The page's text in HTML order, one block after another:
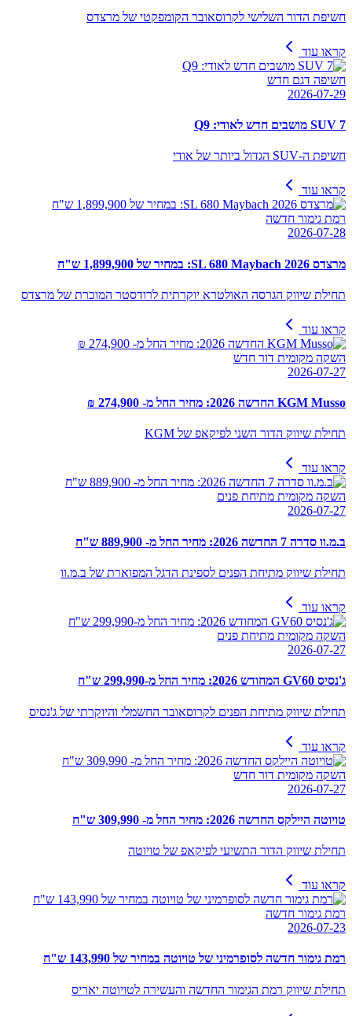
חשיפת הדור השלישי לקרוסאובר הקומפקטי של מרצדס
קראו עוד
חשיפה דגם חדש
2026-07-29
SUV 7 מושבים חדש לאודי: Q9
חשיפת ה-SUV הגדול ביותר של אודי
קראו עוד
רמת גימור חדשה
2026-07-28
מרצדס SL 680 Maybach 2026: במחיר של 1,899,900 ש"ח
תחילת שיווק הגרסה האולטרא יוקרתית לרודסטר המוכרת של מרצדס
קראו עוד
השקה מקומית דור חדש
2026-07-27
KGM Musso החדשה 2026: מחיר החל מ- 274,900 ₪
תחילת שיווק הדור השני לפיקאפ של KGM
קראו עוד
השקה מקומית מתיחת פנים
2026-07-27
ב.מ.וו סדרה 7 החדשה 2026: מחיר החל מ- 889,900 ש"ח
תחילת שיווק מתיחת הפנים לספינת הדגל המפוארת של ב.מ.וו
קראו עוד
השקה מקומית מתיחת פנים
2026-07-27
ג'נסיס GV60 המחודש 2026: מחיר החל מ-299,990 ש"ח
תחילת שיווק מתיחת הפנים לקרוסאובר החשמלי והיוקרתי של ג'נסיס
קראו עוד
השקה מקומית דור חדש
2026-07-27
טויוטה היילקס החדשה 2026: מחיר החל מ- 309,990 ש"ח
תחילת שיווק הדור התשיעי לפיקאפ של טויוטה
קראו עוד
רמת גימור חדשה
2026-07-23
רמת גימור חדשה לסופרמיני של טויוטה במחיר של 143,990 ש"ח
תחילת שיווק רמת הגימור החדשה והעשירה לטויוטה יאריס